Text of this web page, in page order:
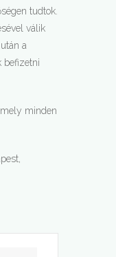
tudtok.
válik
a
befizetni
minden